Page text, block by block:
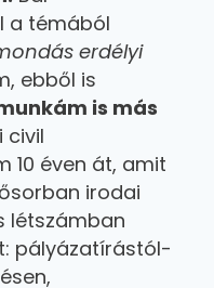
a témából
erdélyi
ebből is
is más
civil
10 éven át, amit
irodai
létszámban
pályázatírástól-